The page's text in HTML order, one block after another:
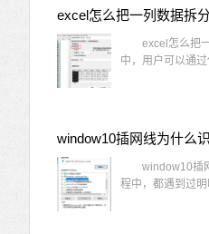
excel怎么把一列数据拆
excel怎么把一
中，用户可以通
window10插网
程中，都遇到过